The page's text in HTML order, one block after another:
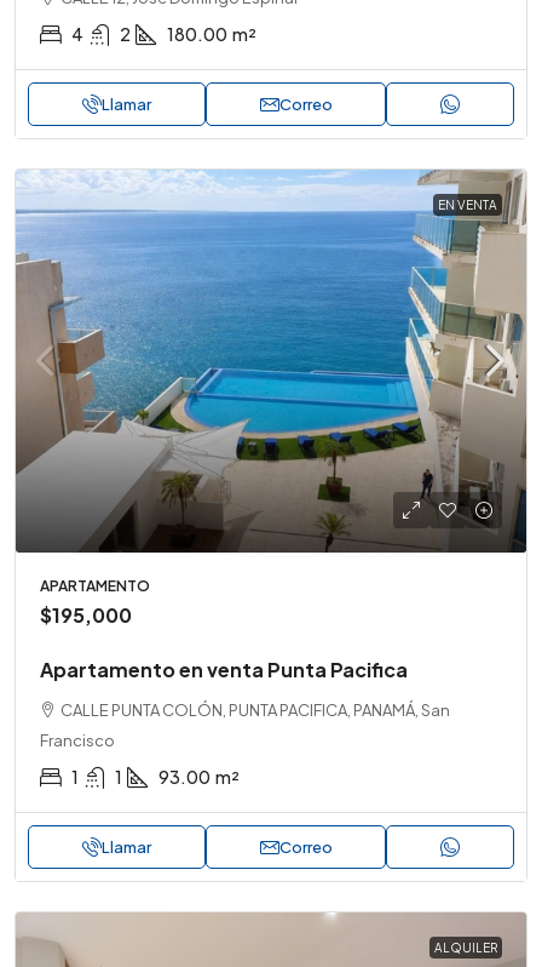
4 2 180.00 m²
Llamar Correo
EN VENTA
APARTAMENTO
$195,000
Apartamento en venta Punta Pacifica
CALLE PUNTA COLÓN, PUNTA PACIFICA, PANAMÁ, San
Francisco
1 1 93.00 m²
Llamar Correo
ALQUILER